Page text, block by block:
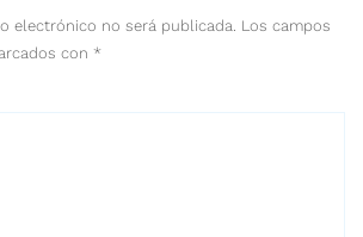
electrónico no será publicada. Los campos
con *